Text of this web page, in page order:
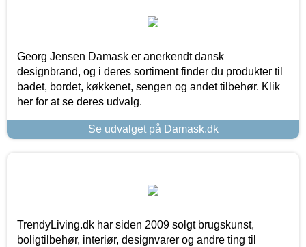
Georg Jensen Damask er anerkendt dansk
designbrand, og i deres sortiment finder du produkter til
badet, bordet, køkkenet, sengen og andet tilbehør. Klik
her for at se deres udvalg.
Se udvalget på Damask.dk
TrendyLiving.dk har siden 2009 solgt brugskunst,
boligtilbehør, interiør, designvarer og andre ting til